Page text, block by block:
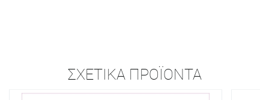
ΣΧΕΤΙΚΆ ΠΡΟΪΌΝΤΑ